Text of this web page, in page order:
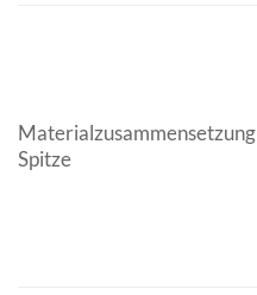
Materialzusammensetzung
Spitze